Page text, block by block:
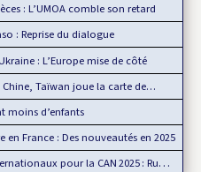
: L’UMOA comble son retard
: Reprise du dialogue
: L’Europe mise de côté
Chine, Taïwan joue la carte de…
moins d’enfants
en France : Des nouveautés en 2025
pour la CAN 2025 : Rumeur ou…